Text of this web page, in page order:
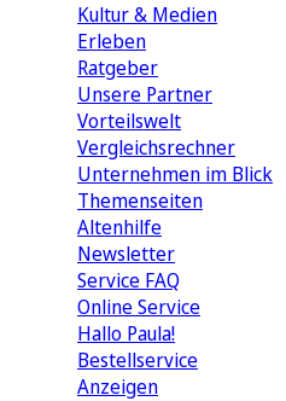
Kultur & Medien
Erleben
Ratgeber
Unsere Partner
Vorteilswelt
Vergleichsrechner
Unternehmen im Blick
Themenseiten
Altenhilfe
Newsletter
Service FAQ
Online Service
Hallo Paula!
Bestellservice
Anzeigen